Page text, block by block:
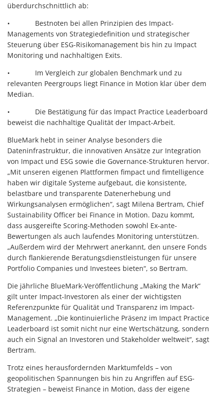
überdurchschnittlich ab:
• Bestnoten bei allen Prinzipien des Impact-
Managements von Strategiedefinition und strategischer
Steuerung über ESG-Risikomanagement bis hin zu Impact
Monitoring und nachhaltigen Exits.
• Im Vergleich zur globalen Benchmark und zu
relevanten Peergroups liegt Finance in Motion klar über dem
Median.
• Die Bestätigung für das Impact Practice Leaderboard
beweist die nachhaltige Qualität der Impact-Arbeit.
BlueMark hebt in seiner Analyse besonders die
Dateninfrastruktur, die innovativen Ansätze zur Integration
von Impact und ESG sowie die Governance-Strukturen hervor.
„Mit unseren eigenen Plattformen fimpact und fimtelligence
haben wir digitale Systeme aufgebaut, die konsistente,
belastbare und transparente Datenerhebung und
Wirkungsanalysen ermöglichen“, sagt Milena Bertram, Chief
Sustainability Officer bei Finance in Motion. Dazu kommt,
dass ausgereifte Scoring-Methoden sowohl Ex-ante-
Bewertungen als auch laufendes Monitoring unterstützen.
„Außerdem wird der Mehrwert anerkannt, den unsere Fonds
durch flankierende Beratungsdienstleistungen für unsere
Portfolio Companies und Investees bieten“, so Bertram.
Die jährliche BlueMark-Veröffentlichung „Making the Mark“
gilt unter Impact-Investoren als einer der wichtigsten
Referenzpunkte für Qualität und Transparenz im Impact-
Management. „Die kontinuierliche Präsenz im Impact Practice
Leaderboard ist somit nicht nur eine Wertschätzung, sondern
auch ein Signal an Investoren und Stakeholder weltweit“, sagt
Bertram.
Trotz eines herausfordernden Marktumfelds – von
geopolitischen Spannungen bis hin zu Angriffen auf ESG-
Strategien – beweist Finance in Motion, dass der eigene